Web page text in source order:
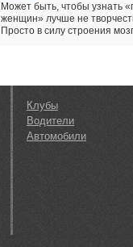
Может быть, чтобы узнать
женщин» лучше не
Просто в силу строения
Клубы
Водители
Автомобили